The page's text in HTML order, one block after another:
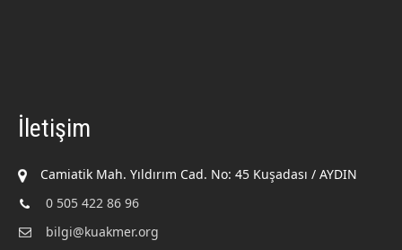
İletişim
Camiatik Mah. Yıldırım Cad. No: 45 Kuşadası / AYDIN
0 505 422 86 96
bilgi@kuakmer.org